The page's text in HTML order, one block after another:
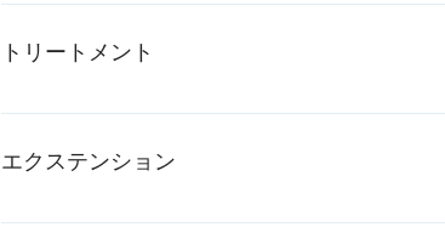
トリートメント
エクステンション
最高級のREMY hair使用